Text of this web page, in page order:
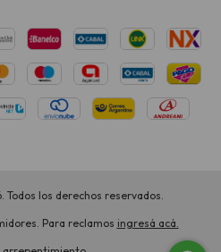
los derechos reservados.
Para reclamos ingresá acá.